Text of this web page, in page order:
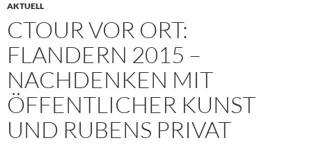
AKTUELL
CTOUR VOR ORT:
FLANDERN 2015 –
NACHDENKEN MIT
ÖFFENTLICHER KUNST
UND RUBENS PRIVAT